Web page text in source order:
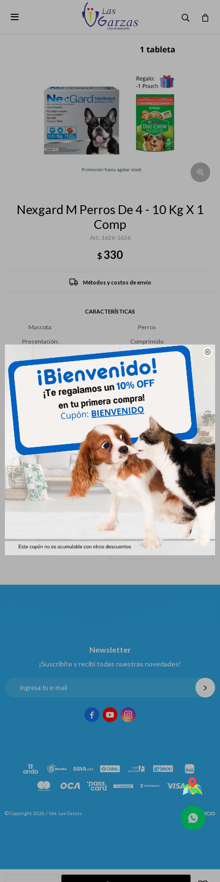


Nexgard M Perros De 4 - 10 Kg X 1
Comp
1626-1626
$330
Métodos y costos de envío
CARACTERÍSTICAS
Mascota
Perros
Presentación
Comprimido
Productos que te pueden interesar
Dominal Polvo Talquera X
289
Newsletter
¡Suscribite y recibí todas nuestras novedades!
  
© Copyright 2026 / Vet. Las Garzas
Fenicio